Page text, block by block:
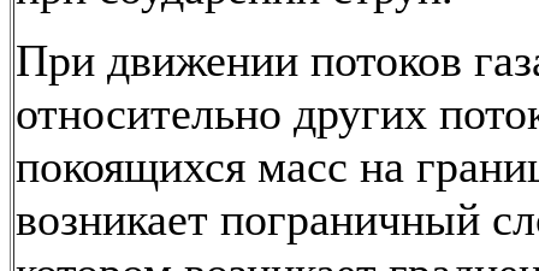
При движении потоков
относительно других
покоящихся масс на
возникает пограничный